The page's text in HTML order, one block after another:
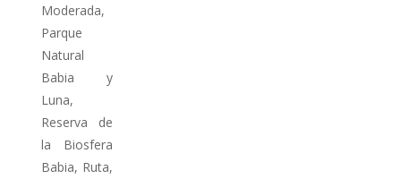
Moderada,
Parque
Natural
Babia y
Luna,
Reserva de
la Biosfera
Babia, Ruta,